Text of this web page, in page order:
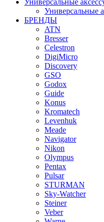
Универсальные
Универсальные
БРЕНДЫ
ATN
Bresser
Celestron
DigiMicro
Discovery
GSO
Godox
Guide
Konus
Kromatech
Levenhuk
Meade
Navigator
Nikon
Olympus
Pentax
Pulsar
STURMAN
Sky-Watcher
Steiner
Veber